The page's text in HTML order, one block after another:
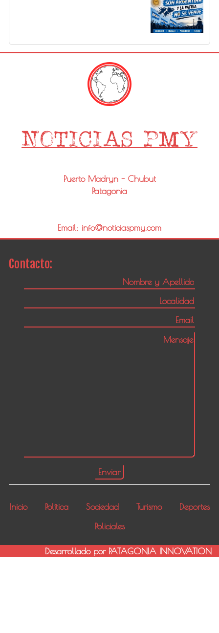
Puerto Madryn - Chubut
Patagonia
Email: info@noticiaspmy.com
Contacto:
Inicio Política Sociedad Turismo
Deportes
Policiales
Desarrollado por PATAGONIA INNOVATION